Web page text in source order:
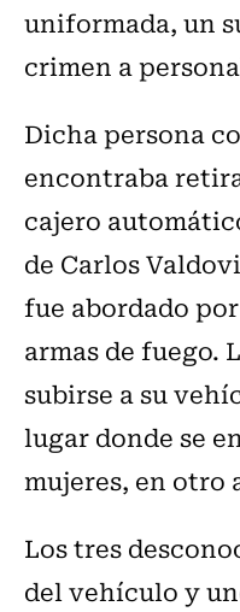
uniformada, un
crimen a
Dicha persona
encontraba
cajero
de Carlos
fue abordado
armas de fuego.
subirse a su
lugar donde se
mujeres, en otro
Los tres
del vehículo y